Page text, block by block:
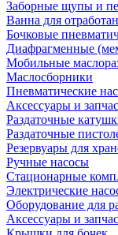
Заборные щупы и
Ванна для
Бочковые
Диафрагменные
Мобильные
Маслосборники
Пневматические
Аксессуары и
Раздаточные
Раздаточные
Резервуары для
Ручные насосы
Стационарные
Электрические
Оборудование для
Аксессуары и